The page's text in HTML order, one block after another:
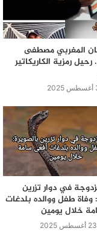
المغربي مصطفى
رمزية الكاريكاتير
في دوار تزرين
وفاة طفل ووالده بلدغات
خلال يومين